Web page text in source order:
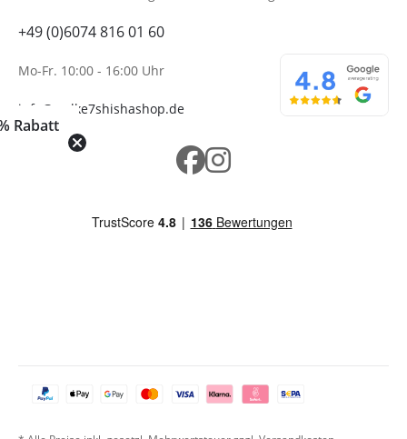
Rabatt
+49 (0)6074 816 01 60
Mo-Fr. 10:00 - 16:00 Uhr
info@wolke7shishashop.de